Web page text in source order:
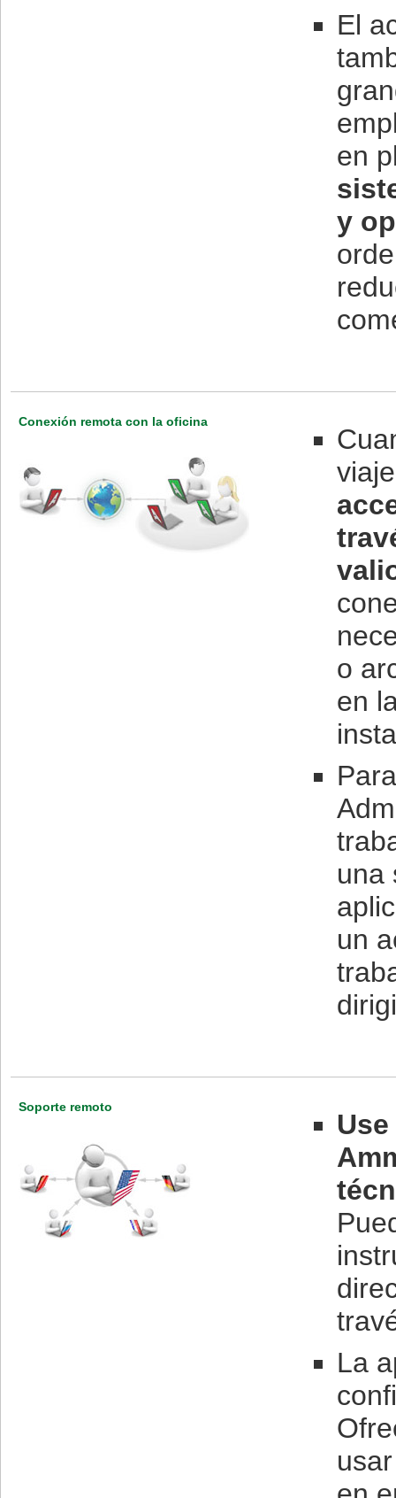
El
en
y
Conexión remota con la oficina
o
en
una
un
Soporte remoto
La